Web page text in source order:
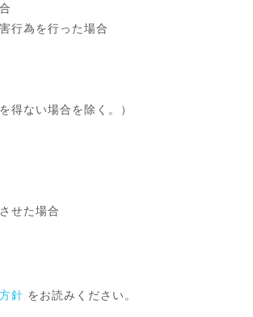
行為を行った場合
得ない場合を除く。）
せた場合
針 をお読みください。